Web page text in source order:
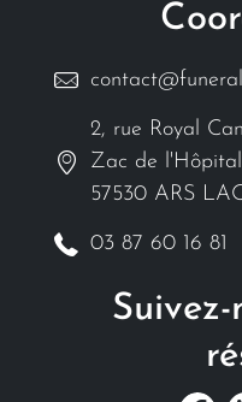
2, rue Royal
Zac de
57530 ARS
03 87 60 16 81